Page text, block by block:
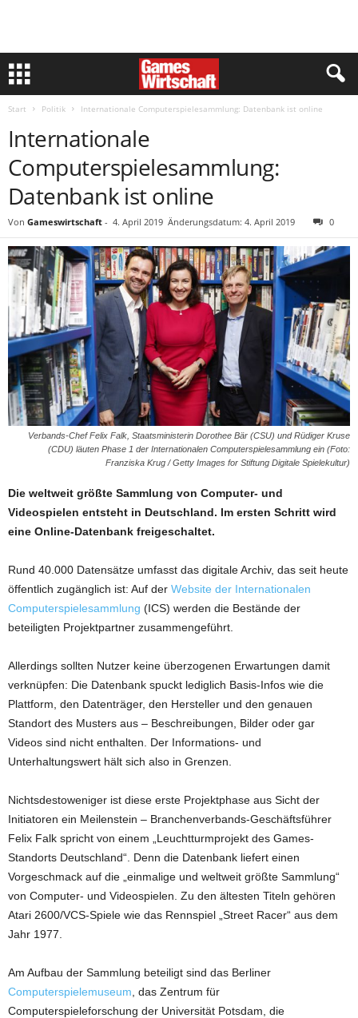
Start Politik Internationale Computerspielesammlung: Datenbank ist online
Internationale
Computerspielesammlung:
Datenbank ist online
Von Gameswirtschaft - 4. April 2019 Änderungsdatum: 4. April 2019 0
Verbands-Chef Felix Falk, Staatsministerin Dorothee Bär (CSU) und Rüdiger Kruse
(CDU) läuten Phase 1 der Internationalen Computerspielesammlung ein (Foto:
Franziska Krug / Getty Images for Stiftung Digitale Spielekultur)
Die weltweit größte Sammlung von Computer- und
Videospielen entsteht in Deutschland. Im ersten Schritt wird
eine Online-Datenbank freigeschaltet.
Rund 40.000 Datensätze umfasst das digitale Archiv, das seit heute
öffentlich zugänglich ist: Auf der Website der Internationalen
Computerspielesammlung (ICS) werden die Bestände der
beteiligten Projektpartner zusammengeführt.
Allerdings sollten Nutzer keine überzogenen Erwartungen damit
verknüpfen: Die Datenbank spuckt lediglich Basis-Infos wie die
Plattform, den Datenträger, den Hersteller und den genauen
Standort des Musters aus – Beschreibungen, Bilder oder gar
Videos sind nicht enthalten. Der Informations- und
Unterhaltungswert hält sich also in Grenzen.
Nichtsdestoweniger ist diese erste Projektphase aus Sicht der
Initiatoren ein Meilenstein – Branchenverbands-Geschäftsführer
Felix Falk spricht von einem „Leuchtturmprojekt des Games-
Standorts Deutschland“. Denn die Datenbank liefert einen
Vorgeschmack auf die „einmalige und weltweit größte Sammlung“
von Computer- und Videospielen. Zu den ältesten Titeln gehören
Atari 2600/VCS-Spiele wie das Rennspiel „Street Racer“ aus dem
Jahr 1977.
Am Aufbau der Sammlung beteiligt sind das Berliner
Computerspielemuseum , das Zentrum für
Computerspieleforschung der Universität Potsdam, die